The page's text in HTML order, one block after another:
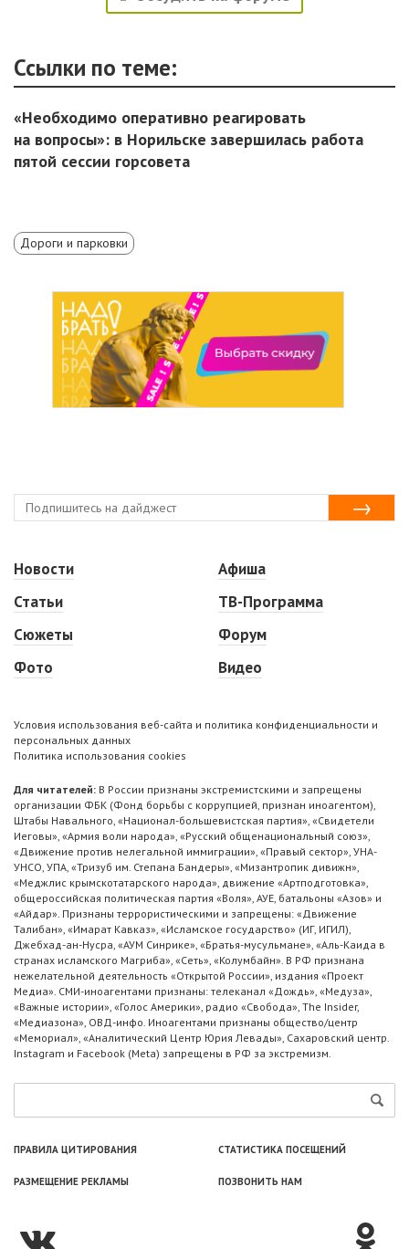
Ссылки по теме:
«Необходимо оперативно реагировать
на вопросы»: в Норильске завершилась работа
пятой сессии горсовета
Дороги и парковки
Новости
Статьи
Сюжеты
Фото
Афиша
ТВ-Программа
Форум
Видео
Условия использования веб-сайта и политика конфиденциальности и
персональных данных
Политика использования cookies
Для читателей: В России признаны экстремистскими и запрещены
организации ФБК (Фонд борьбы с коррупцией, признан иноагентом),
Штабы Навального, «Национал-большевистская партия», «Свидетели
Иеговы», «Армия воли народа», «Русский общенациональный союз»,
«Движение против нелегальной иммиграции», «Правый сектор», УНА-
УНСО, УПА, «Тризуб им. Степана Бандеры», «Мизантропик дивижн»,
«Меджлис крымскотатарского народа», движение «Артподготовка»,
общероссийская политическая партия «Воля», АУЕ, батальоны «Азов» и
«Айдар». Признаны террористическими и запрещены: «Движение
Талибан», «Имарат Кавказ», «Исламское государство» (ИГ, ИГИЛ),
Джебхад-ан-Нусра, «АУМ Синрике», «Братья-мусульмане», «Аль-Каида в
странах исламского Магриба», «Сеть», «Колумбайн». В РФ признана
нежелательной деятельность «Открытой России», издания «Проект
Медиа». СМИ-иноагентами признаны: телеканал «Дождь», «Медуза»,
«Важные истории», «Голос Америки», радио «Свобода», The Insider,
«Медиазона», ОВД-инфо. Иноагентами признаны общество/центр
«Мемориал», «Аналитический Центр Юрия Левады», Сахаровский центр.
Instagram и Facebook (Metа) запрещены в РФ за экстремизм.
ПРАВИЛА ЦИТИРОВАНИЯ СТАТИСТИКА ПОСЕЩЕНИЙ
РАЗМЕЩЕНИЕ РЕКЛАМЫ ПОЗВОНИТЬ НАМ